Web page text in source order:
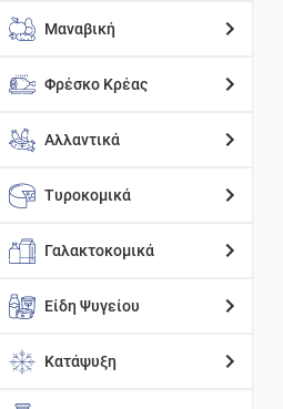
Μαναβική
Φρέσκο Κρέας
Αλλαντικά
Τυροκομικά
Γαλακτοκομικά
Είδη Ψυγείου
Κατάψυξη